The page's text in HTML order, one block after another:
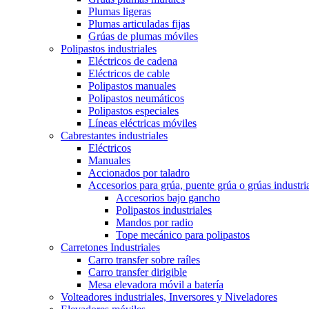
Plumas ligeras
Plumas articuladas fijas
Grúas de plumas móviles
Polipastos industriales
Eléctricos de cadena
Eléctricos de cable
Polipastos manuales
Polipastos neumáticos
Polipastos especiales
Líneas eléctricas móviles
Cabrestantes industriales
Eléctricos
Manuales
Accionados por taladro
Accesorios para grúa, puente grúa o grúas
Accesorios bajo gancho
Polipastos industriales
Mandos por radio
Tope mecánico para polipastos
Carretones Industriales
Carro transfer sobre raíles
Carro transfer dirigible
Mesa elevadora móvil a batería
Volteadores industriales, Inversores y Niveladores